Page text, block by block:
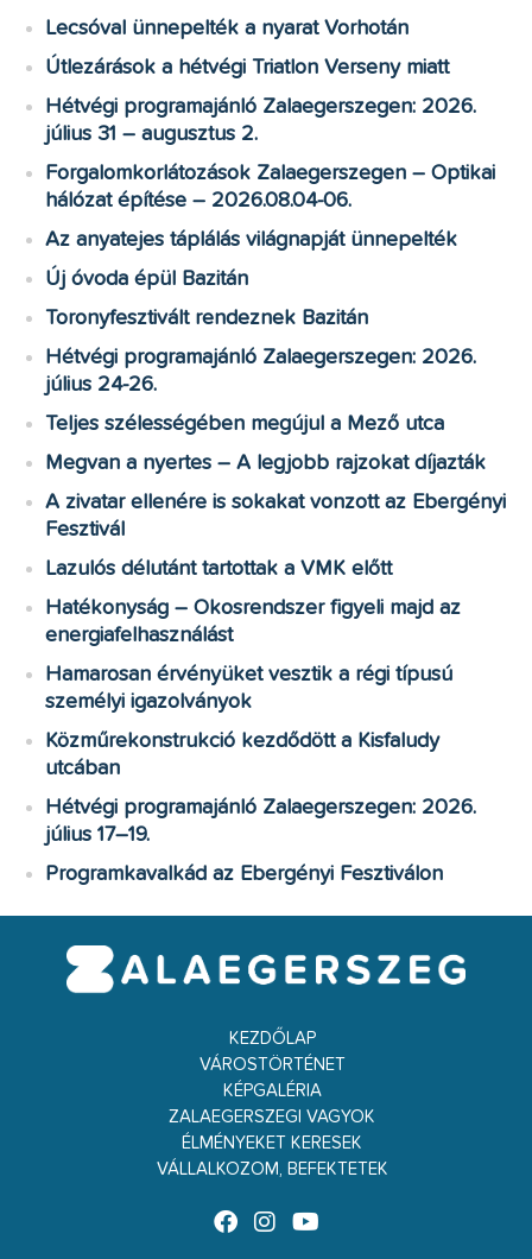
Lecsóval ünnepelték a nyarat Vorhotán
Útlezárások a hétvégi Triatlon Verseny miatt
Hétvégi programajánló Zalaegerszegen: 2026.
július 31 – augusztus 2.
Forgalomkorlátozások Zalaegerszegen – Optikai
hálózat építése – 2026.08.04-06.
Az anyatejes táplálás világnapját ünnepelték
Új óvoda épül Bazitán
Toronyfesztivált rendeznek Bazitán
Hétvégi programajánló Zalaegerszegen: 2026.
július 24-26.
Teljes szélességében megújul a Mező utca
Megvan a nyertes – A legjobb rajzokat díjazták
A zivatar ellenére is sokakat vonzott az Ebergényi
Fesztivál
Lazulós délutánt tartottak a VMK előtt
Hatékonyság – Okosrendszer figyeli majd az
energiafelhasználást
Hamarosan érvényüket vesztik a régi típusú
személyi igazolványok
Közműrekonstrukció kezdődött a Kisfaludy
utcában
Hétvégi programajánló Zalaegerszegen: 2026.
július 17–19.
Programkavalkád az Ebergényi Fesztiválon
KEZDŐLAP
VÁROSTÖRTÉNET
KÉPGALÉRIA
ZALAEGERSZEGI VAGYOK
ÉLMÉNYEKET KERESEK
VÁLLALKOZOM, BEFEKTETEK